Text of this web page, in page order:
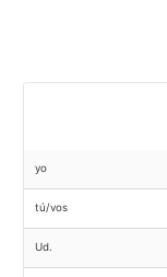
yo
tú/vos
Ud.